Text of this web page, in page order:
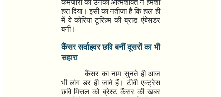
कमजोरी को उनकी आत्मशक्ति ने हमेशा
हरा दिया। इसी का नतीजा है कि हाल ही
में वे कोरिया टूरिज़्म की ब्रांड एंबेसडर
बनीं।
कैंसर सर्वाइवर छवि बनीं दूसरों का भी
सहारा
कैंसर का नाम सुनते ही आज
भी लोग डर ही जाते हैं। टीवी एक्ट्रेस
छवि मित्तल को ब्रेस्ट कैंसर की खबर